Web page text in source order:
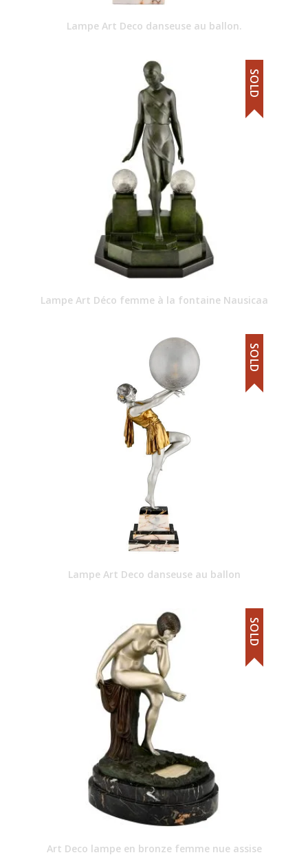
Lampe Art Deco danseuse au ballon.
Lampe Art Déco femme à la fontaine Nausicaa
SOLD
Lampe Art Deco danseuse au ballon
SOLD
Art Deco lampe en bronze femme nue assise
SOLD